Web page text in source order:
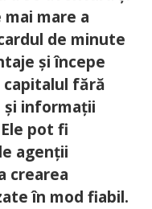
mare a
de minute
și începe
capitalul fără
și informații
pot fi
agenții
crearea
în mod fiabil.